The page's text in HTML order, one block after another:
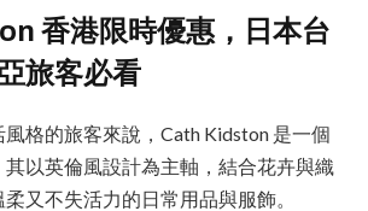
香港限時優惠，日本台
旅客必看
格的旅客來說，Cath Kidston 是一個
以英倫風設計為主軸，結合花卉與織
又不失活力的日常用品與服飾。